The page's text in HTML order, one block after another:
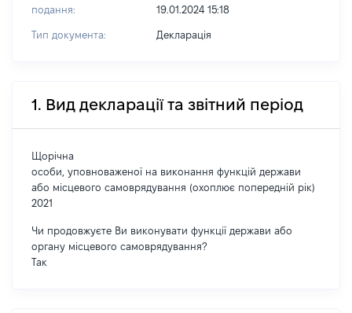
подання:
19.01.2024 15:18
Тип документа: Декларація
1. Вид декларації та звітний період
Щорічна
особи, уповноваженої на виконання функцій держави
або місцевого самоврядування (охоплює попередній рік)
2021
Чи продовжуєте Ви виконувати функції держави або
органу місцевого самоврядування?
Так